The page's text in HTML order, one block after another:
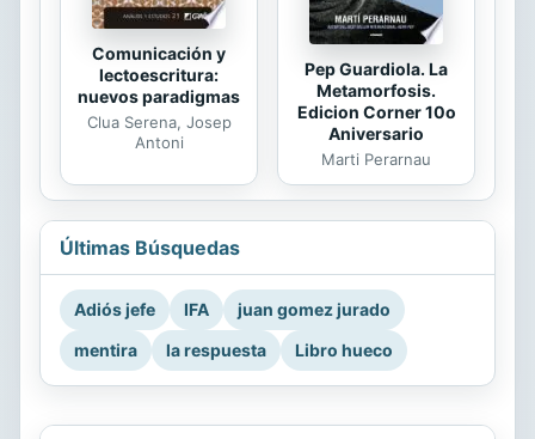
Comunicación y
lectoescritura:
nuevos paradigmas
Clua Serena, Josep
Antoni
Pep Guardiola. La
Metamorfosis.
Edicion Corner 10o
Aniversario
Marti Perarnau
Últimas Búsquedas
Adiós jefe IFA
juan gomez jurado
mentira
la respuesta Libro hueco